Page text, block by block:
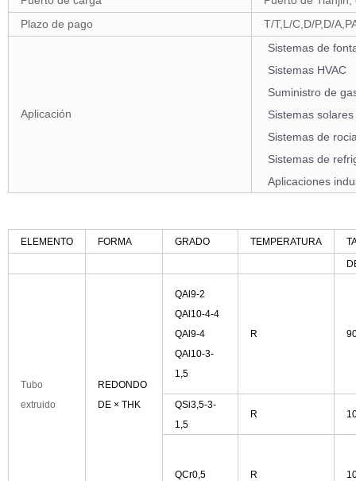
Plazo de pago
T/T,L/C,D/P,D/
Aplicación
Sistemas de
Sistemas HVAC
Suministro de
Sistemas
Sistemas de
Sistemas de
Aplicaciones
ELEMENTO FORMA GRADO TEMPERATURA
Tubo
extruido
REDONDO
DE× THK
QAl9-2
QAl10-4-4
QAl9-4
QAl10-3-
1,5
R
QSi3,5-3-
1,5
R
QCr0,5 R